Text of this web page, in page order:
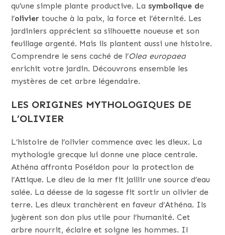
qu’une simple plante productive. La symbolique de
l’olivier touche à la paix, la force et l’éternité. Les
jardiniers apprécient sa silhouette noueuse et son
feuillage argenté. Mais ils plantent aussi une histoire.
Comprendre le sens caché de l’Olea europaea
enrichit votre jardin. Découvrons ensemble les
mystères de cet arbre légendaire.
LES ORIGINES MYTHOLOGIQUES DE
L’OLIVIER
L’histoire de l’olivier commence avec les dieux. La
mythologie grecque lui donne une place centrale.
Athéna affronta Poséidon pour la protection de
l’Attique. Le dieu de la mer fit jaillir une source d’eau
salée. La déesse de la sagesse fit sortir un olivier de
terre. Les dieux tranchèrent en faveur d’Athéna. Ils
jugèrent son don plus utile pour l’humanité. Cet
arbre nourrit, éclaire et soigne les hommes. Il